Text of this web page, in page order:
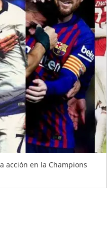
acción en la Champions